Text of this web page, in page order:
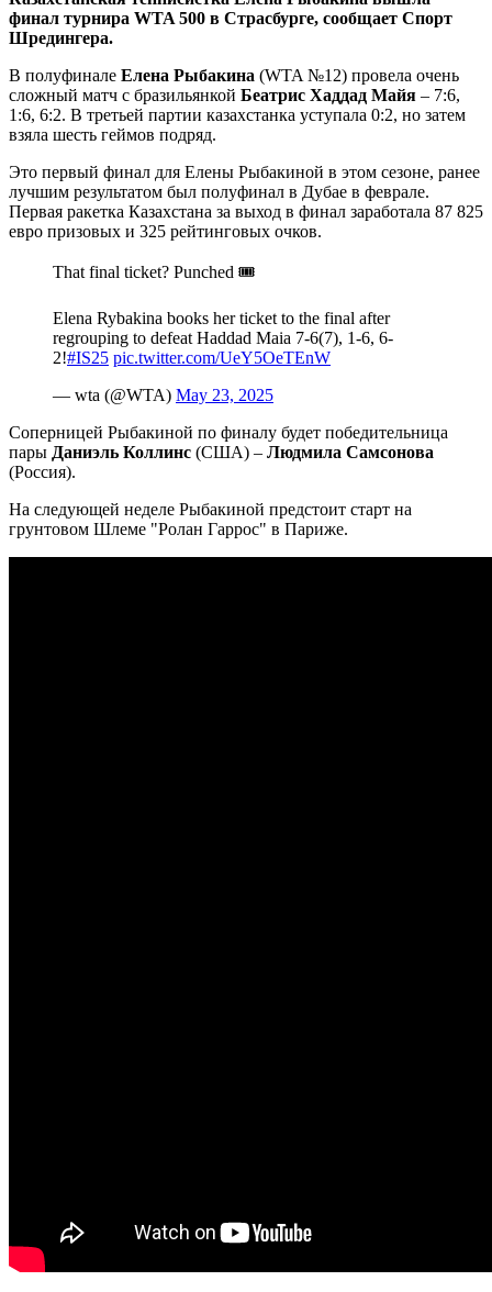
финал турнира WTA 500 в Страсбурге, сообщает Спорт
Шредингера.
В полуфинале Елена Рыбакина (WTA №12) провела очень
сложный матч с бразильянкой Беатрис Хаддад Майя – 7:6,
1:6, 6:2. В третьей партии казахстанка уступала 0:2, но затем
взяла шесть геймов подряд.
Это первый финал для Елены Рыбакиной в этом сезоне, ранее
лучшим результатом был полуфинал в Дубае в феврале.
Первая ракетка Казахстана за выход в финал заработала 87 825
евро призовых и 325 рейтинговых очков.
That final ticket? Punched 🎟️
Elena Rybakina books her ticket to the final after
regrouping to defeat Haddad Maia 7-6(7), 1-6, 6-
2!#IS25 pic.twitter.com/UeY5OeTEnW
— wta (@WTA) May 23, 2025
Соперницей Рыбакиной по финалу будет победительница
пары Даниэль Коллинс (США) – Людмила Самсонова
(Россия).
На следующей неделе Рыбакиной предстоит старт на
грунтовом Шлеме "Ролан Гаррос" в Париже.